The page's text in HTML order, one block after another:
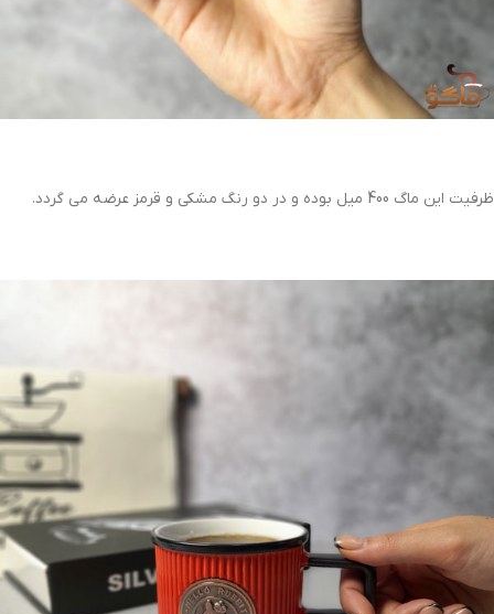
ظرفیت این ماگ 400 میل بوده و در دو رنگ مشکی و قرمز عرضه می گردد.